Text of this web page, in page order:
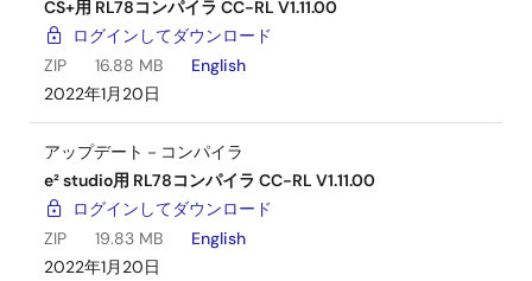
CS+用 RL78コンパイラ CC-RL V1.11.00
ログインしてダウンロード
ZIP
16.88 MB
English
2022年1月20日
アップデート－コンパイラ
e² studio用 RL78コンパイラ CC-RL V1.11.00
ログインしてダウンロード
ZIP
19.83 MB
English
2022年1月20日